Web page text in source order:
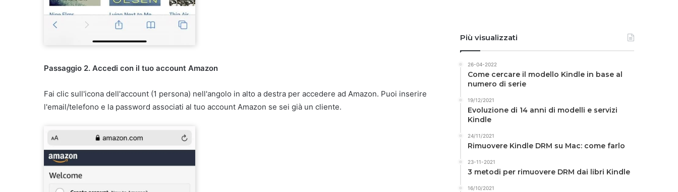
Passaggio 2. Accedi con il tuo account Amazon
Fai clic sull'icona dell'account (1 persona) nell'angolo in alto a destra per accedere ad Amazon. Puoi inserire
l'email/telefono e la password associati al tuo account Amazon se sei già un cliente.
Più visualizzati
26-04-2022
Come cercare il modello Kindle in base al
numero di serie
19/12/2021
Evoluzione di 14 anni di modelli e servizi
Kindle
24/11/2021
Rimuovere Kindle DRM su Mac: come farlo
23-11-2021
3 metodi per rimuovere DRM dai libri Kindle
16/10/2021